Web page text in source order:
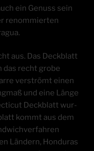
ein Genuss sein
renom­mier­ten
aus. Das Deck­blatt
das recht gro­be
ver­strömt einen
und eine Län­ge
Deck­blatt wur­
kommt aus dem
Län­dern, Hon­du­ras